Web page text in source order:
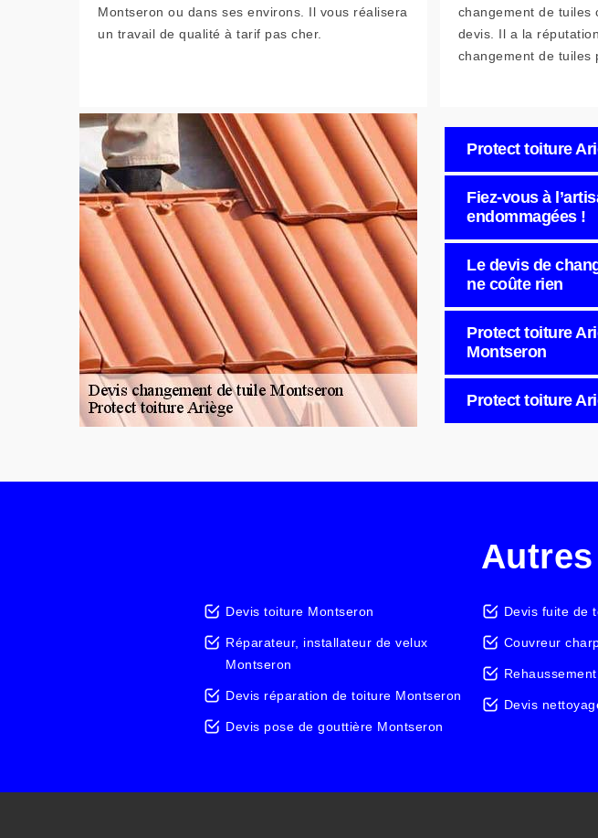
Montseron ou dans ses environs. Il vous réalisera
un travail de qualité à tarif pas cher.
changement de tuiles
devis. Il a la
changement de tuiles
Protect toiture
Fiez-vous à
endommagées !
Le devis de
ne coûte rien
Protect toiture
Montseron
Protect toiture
Devis toiture Montseron
Réparateur, installateur de velux
Montseron
Devis réparation de toiture Montseron
Devis pose de gouttière Montseron
Devis fuite de
Couvreur
Devis